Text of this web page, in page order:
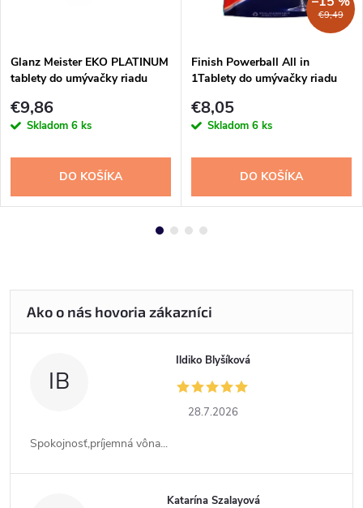
Glanz Meister EKO PLATINUM
tablety do umývačky riadu
€9,86
Skladom 6 ks
DO KOŠÍKA
€9,49
Finish Powerball All in
1Tablety do umývačky riadu
€8,05
Skladom 6 ks
DO KOŠÍKA
IB
Ildiko Blyšíková
28.7.2026
Spokojnosť,príjemná vôna...
Katarína Szalayová